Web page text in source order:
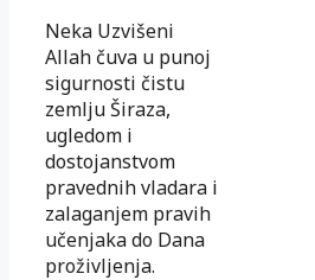
Neka Uzvišeni
Allah čuva u punoj
sigurnosti čistu
zemlju Širaza,
ugledom i
dostojanstvom
pravednih vladara i
zalaganjem pravih
učenjaka do Dana
proživljenja.